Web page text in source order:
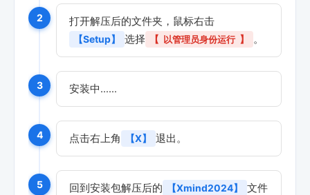
2 打开解压后的文件夹，鼠标右击
【Setup】 选择 【 以管理员身份运行 】 。
3 安装中……
4 点击右上角 【X】 退出。
5 回到安装包解压后的 【Xmind2024】
文件